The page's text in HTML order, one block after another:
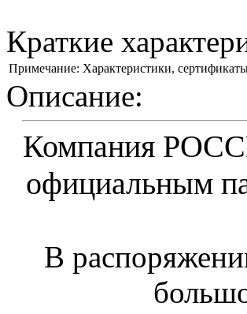
Краткие
Примечание: Характеристики,
Описание:
Компания
официальным
В